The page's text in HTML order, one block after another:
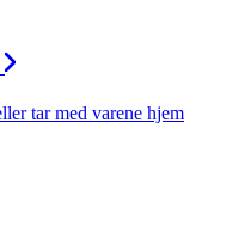
tar med varene hjem